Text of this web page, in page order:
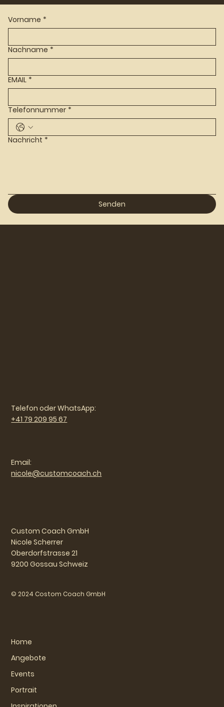
Vorname *
Nachname *
EMAIL *
Telefonnummer *
Nachricht *
Senden
Home
Angebote
Events
Portrait
Telefon oder WhatsApp:
+41 79 209 95 67
Email:
nicole@customcoach.ch
Custom Coach GmbH
Nicole Scherrer
Oberdorfstrasse 21
9200 Gossau Schweiz
© 2024 Costom Coach GmbH